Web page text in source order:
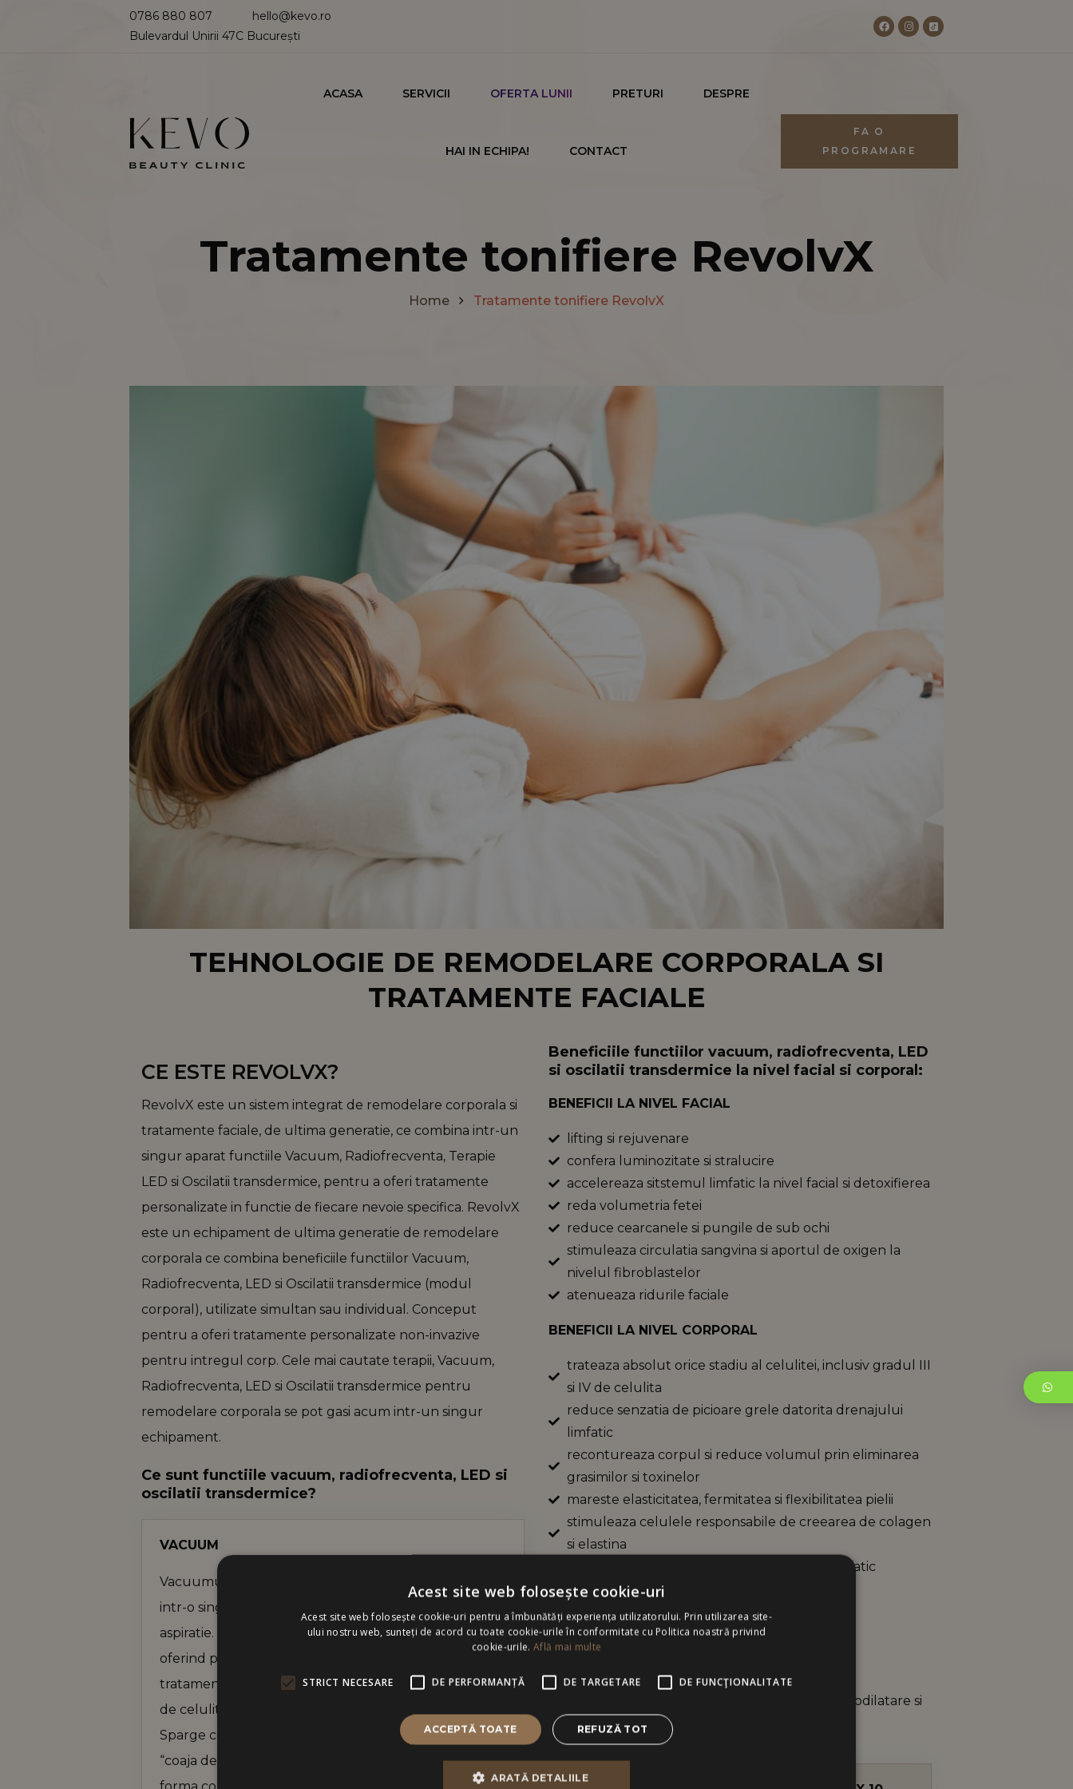
0786 880 807
hello@kevo.ro
Bulevardul Unirii 47C București
ACASA SERVICII OFERTA LUNII PRETURI DESPRE
HAI IN ECHIPA! CONTACT
FA O
PROGRAMARE
Tratamente tonifiere RevolvX
Home Tratamente tonifiere RevolvX
TEHNOLOGIE DE REMODELARE CORPORALA SI
TRATAMENTE FACIALE
CE ESTE REVOLVX?
RevolvX este un sistem integrat de remodelare corporala si
tratamente faciale, de ultima generatie, ce combina intr-un
singur aparat functiile Vacuum, Radiofrecventa, Terapie
LED si Oscilatii transdermice, pentru a oferi tratamente
personalizate in functie de fiecare nevoie specifica. RevolvX
este un echipament de ultima generatie de remodelare
corporala ce combina beneficiile functiilor Vacuum,
Radiofrecventa, LED si Oscilatii transdermice (modul
corporal), utilizate simultan sau individual. Conceput
pentru a oferi tratamente personalizate non-invazive
pentru intregul corp. Cele mai cautate terapii, Vacuum,
Radiofrecventa, LED si Oscilatii transdermice pentru
remodelare corporala se pot gasi acum intr-un singur
echipament.
Ce sunt functiile vacuum, radiofrecventa, LED si
oscilatii transdermice?
VACUUM
Vacuumul are o functie dubla – curata si stimuleaza
intr-o singura terapie, utilizand presiunea negativa de
aspiratie. In acelasi timp, realizeaza o exfoliere blanda,
oferind pielii luminozitate si un aspect sanatos. Este un
tratament eficient pentru toate cele 4 grade si tipuri
de celulita: adipoasa, edemoasa, fibroasa si infectioasa.
Sparge celulele care dau un aspect neplacut de
“coaja de portocala” si reduce edemele, redefinind
Beneficiile functiilor vacuum, radiofrecventa, LED
si oscilatii transdermice la nivel facial si corporal:
BENEFICII LA NIVEL FACIAL
lifting si rejuvenare
confera luminozitate si stralucire
accelereaza sitstemul limfatic la nivel facial si detoxifierea
reda volumetria fetei
reduce cearcanele si pungile de sub ochi
stimuleaza circulatia sangvina si aportul de oxigen la
nivelul fibroblastelor
atenueaza ridurile faciale
BENEFICII LA NIVEL CORPORAL
trateaza absolut orice stadiu al celulitei, inclusiv gradul III
si IV de celulita
reduce senzatia de picioare grele datorita drenajului
limfatic
recontureaza corpul si reduce volumul prin eliminarea
grasimilor si toxinelor
mareste elasticitatea, fermitatea si flexibilitatea pielii
stimuleaza celulele responsabile de creearea de colagen
si elastina
indeparteaza toxinele si purifica sistemul limfatic
lifting tegumentar
defibrozeaza nodulii celulitici
imbunatateste forma feselor
ajuta la oxigenarea tesuturilor
imbunatateste metabolismul celular prin vasodilatare si
aport de nutrienti
Acest site web folosește cookie-uri
Acest site web folosește cookie-uri pentru a îmbunătăți experiența utilizatorului. Prin utilizarea site-
ului nostru web, sunteți de acord cu toate cookie-urile în conformitate cu Politica noastră privind
cookie-urile. Află mai multe
STRICT NECESARE DE PERFORMANȚĂ DE TARGETARE DE FUNCŢIONALITATE
ACCEPTĂ TOATE REFUZĂ TOT
ARATĂ DETALIILE